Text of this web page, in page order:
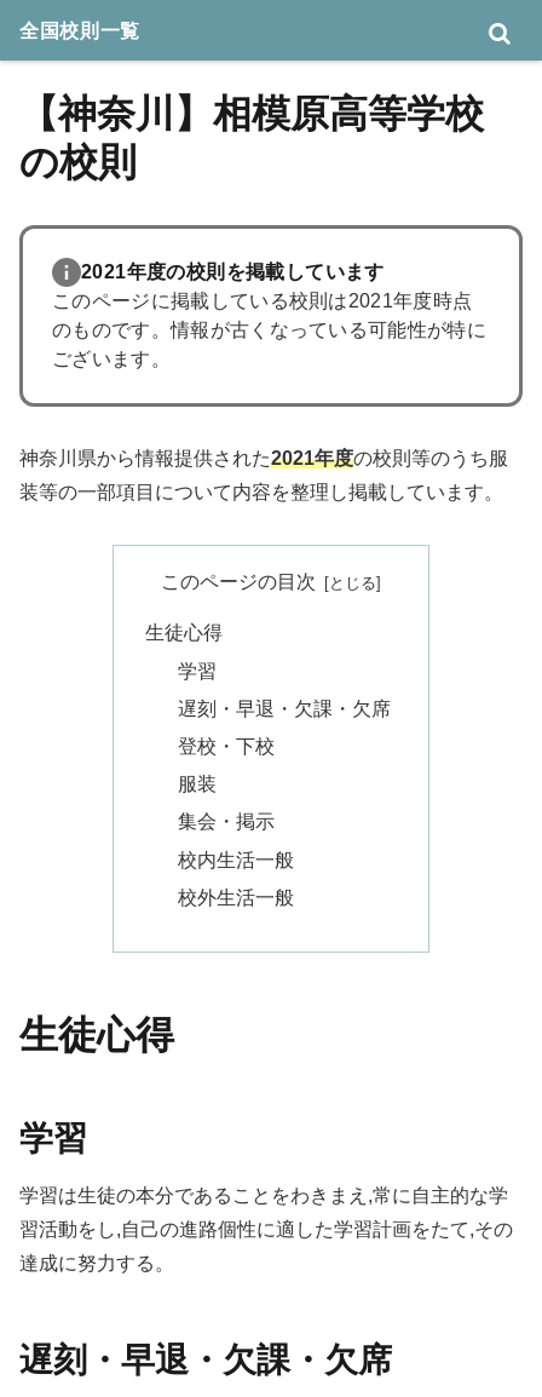
【神奈川】相模原高等学校
の校則
2021年度の校則を掲載しています
このページに掲載している校則は2021年度時点
のものです。情報が古くなっている可能性が特に
ございます。
神奈川県から情報提供された2021年度の校則等のうち服
装等の一部項目について内容を整理し掲載しています。
このページの目次
生徒心得
学習
遅刻・早退・欠課・欠席
登校・下校
服装
集会・掲示
校内生活一般
校外生活一般
生徒心得
学習
学習は生徒の本分であることをわきまえ,常に自主的な学
習活動をし,自己の進路個性に適した学習計画をたて,その
達成に努力する。
遅刻・早退・欠課・欠席
全国校則一覧